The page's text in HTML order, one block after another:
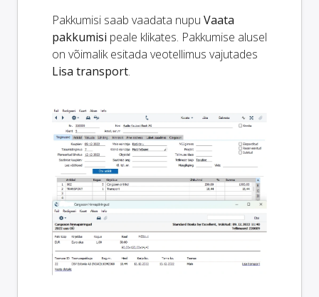
Pakkumisi saab vaadata nupu Vaata
pakkumisi peale klikates. Pakkumise alusel
on võimalik esitada veotellimus vajutades
Lisa transport.